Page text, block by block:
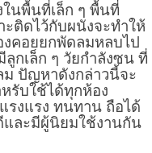
นพื้นที่เล็ก ๆ พื้นที่
ะติดไว้กับผนังจะทำให้
คอยยกพัดลมหลบไป
กเล็ก ๆ วัยกำลังซน ที่
ม ปัญหาดังกล่าวนี้จะ
รับใช้ได้ทุกห้อง
รงแรง ทนทาน ถือได้
ละมีผู้นิยมใช้งานกัน